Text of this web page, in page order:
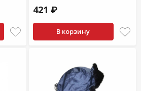
421 ₽
В корзину